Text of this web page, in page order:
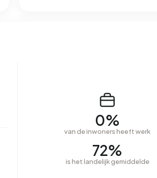
0%
van de inwoners heeft werk
72%
is het landelijk gemiddelde